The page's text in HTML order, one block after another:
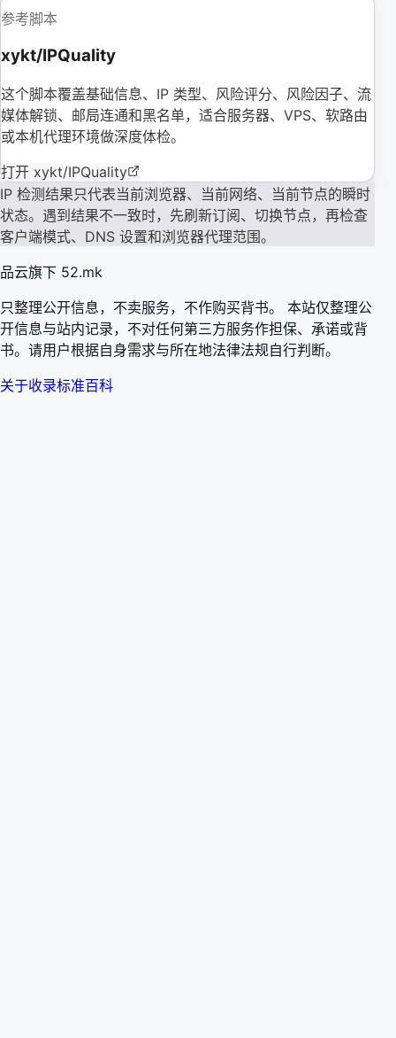
参考脚本
xykt/IPQuality
这个脚本覆盖基础信息、IP 类型、风险评分、风险因子、流
媒体解锁、邮局连通和黑名单，适合服务器、VPS、软路由
或本机代理环境做深度体检。
打开 xykt/IPQuality
IP 检测结果只代表当前浏览器、当前网络、当前节点的瞬时
状态。遇到结果不一致时，先刷新订阅、切换节点，再检查
客户端模式、DNS 设置和浏览器代理范围。
品云旗下 52.mk
只整理公开信息，不卖服务，不作购买背书。 本站仅整理公
开信息与站内记录，不对任何第三方服务作担保、承诺或背
书。请用户根据自身需求与所在地法律法规自行判断。
关于收录标准百科